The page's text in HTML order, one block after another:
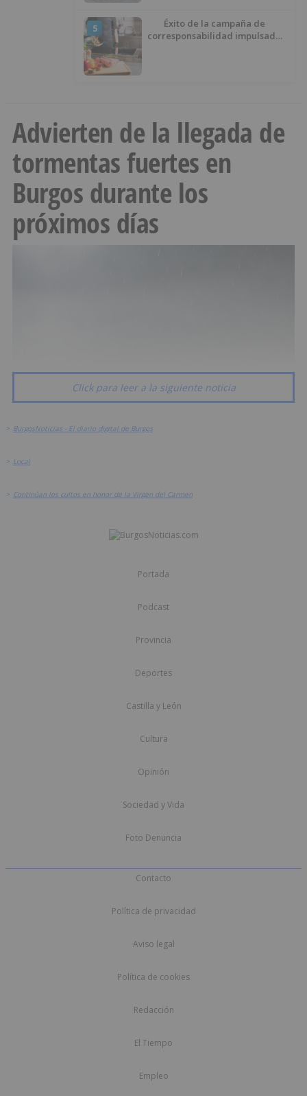
5
Éxito de la campaña de
corresponsabilidad impulsada
Advierten de la llegada de
tormentas fuertes en
Burgos durante los
próximos días
Click para leer a la siguiente noticia
> BurgosNoticias - El diario digital de Burgos
> Local
> Continúan los cultos en honor de la Virgen del Carmen
Portada
Podcast
Provincia
Deportes
Castilla y León
Cultura
Opinión
Sociedad y Vida
Foto Denuncia
Contacto
Política de privacidad
Aviso legal
Política de cookies
Redacción
El Tiempo
Empleo